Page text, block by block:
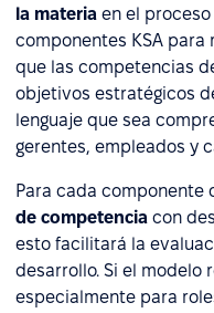
la materia en el
componentes KSA para
que las competencias
objetivos estratégicos
lenguaje que sea
gerentes, empleados y
Para cada componente
de competencia con
esto facilitará la
desarrollo. Si el modelo
especialmente para